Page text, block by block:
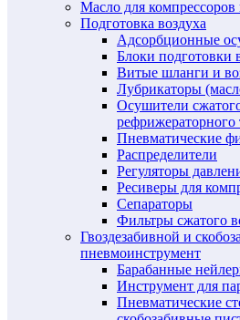
Масло для
Подготовка воздуха
Адсорбционные
Блоки подготовки
Витые шланги и
Лубрикаторы
Осушители
рефрижераторного
Пневматические
Распределители
Регуляторы
Ресиверы для
Сепараторы
Фильтры сжатого
Гвоздезабивной и
пневмоинструмент
Барабанные
Инструмент для
Пневматические